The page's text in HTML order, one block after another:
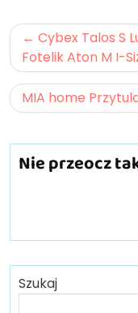
Nawigacja
wpisu
Cybex Talos S
Fotelik Aton M I-
MIA home
Nie przeocz
Szukaj